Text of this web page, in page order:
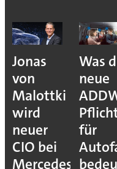
Jonas
von
Malottki
wird
neuer
CIO bei
Mercedes-
Was
neue
für